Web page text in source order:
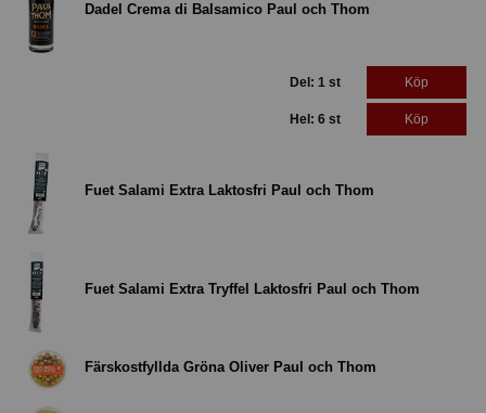
Dadel Crema di Balsamico Paul och Thom
Del: 1 st Köp
Hel: 6 st Köp
Fuet Salami Extra Laktosfri Paul och Thom
Fuet Salami Extra Tryffel Laktosfri Paul och Thom
Färskostfyllda Gröna Oliver Paul och Thom